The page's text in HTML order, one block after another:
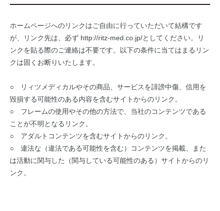
ホームページへのリンクはご自由に行っていただいて結構です
が、リンク先は、必ず http://ritz-med.co.jp/としてください。リ
ンクを貼る際のご連絡は不要です。以下の条件に当てはまるリン
クは固くお断りいたします。
○ リィツメディカルやその商品、サービスを誹謗中傷、信用を
毀損する可能性のある内容を含むサイトからのリンク。
○ フレームの使用やその他の方法で、当社のコンテンツである
ことが不明となるリンク。
○ アダルトコンテンツを含むサイトからのリンク。
○ 違法な（違法である可能性を含む）コンテンツを掲載、また
は活動に関与した（関与している可能性のある）サイトからのリ
ンク。